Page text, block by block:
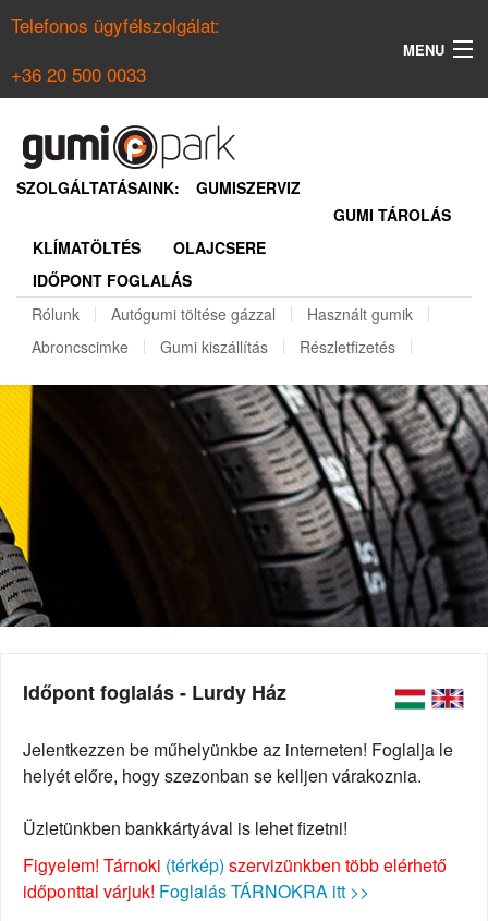
Telefonos ügyfélszolgálat:
+36 20 500 0033
MENU
NYÁRI GUMI KERESŐ
REGISZTRÁCIÓ
SZOLGÁLTATÁSAINK:
GUMISZERVIZ
GUMI TÁROLÁS
KLÍMATÖLTÉS
OLAJCSERE
IDŐPONT FOGLALÁS
Rólunk
Autógumi töltése gázzal
Használt gumik
Abroncscimke
Gumi kiszállítás Részletfizetés
Időpont foglalás - Lurdy Ház
Jelentkezzen be műhelyünkbe az interneten! Foglalja le
helyét előre, hogy szezonban se kelljen várakoznia.
Üzletünkben bankkártyával is lehet fizetni!
Figyelem! Tárnoki (térkép) szervizünkben több elérhető
időponttal várjuk! Foglalás TÁRNOKRA itt >>